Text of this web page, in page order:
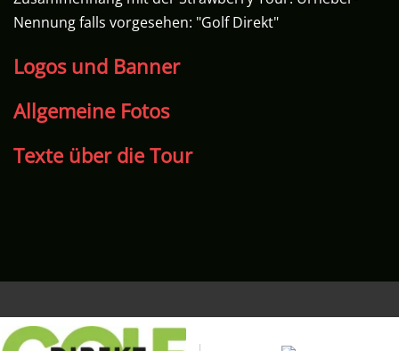
Nennung falls vorgesehen: "Golf Direkt"
Logos und Banner
Allgemeine Fotos
Texte über die Tour